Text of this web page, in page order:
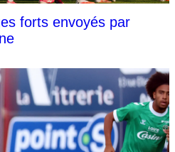
forts envoyés par